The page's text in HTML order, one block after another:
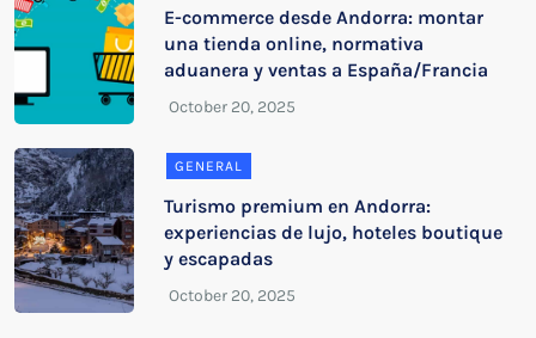
E-commerce desde Andorra: montar
una tienda online, normativa
aduanera y ventas a España/Francia
GENERAL
Turismo premium en Andorra:
experiencias de lujo, hoteles boutique
y escapadas